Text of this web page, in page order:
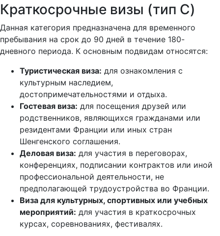
Краткосрочные визы (тип C)
Данная категория предназначена для временного
пребывания на срок до 90 дней в течение 180-
дневного периода. К основным подвидам относятся:
Туристическая виза: для ознакомления с
культурным наследием,
достопримечательностями и отдыха.
Гостевая виза: для посещения друзей или
родственников, являющихся гражданами или
резидентами Франции или иных стран
Шенгенского соглашения.
Деловая виза: для участия в переговорах,
конференциях, подписании контрактов или иной
профессиональной деятельности, не
предполагающей трудоустройства во Франции.
Виза для культурных, спортивных или учебных
мероприятий: для участия в краткосрочных
курсах, соревнованиях, фестивалях.